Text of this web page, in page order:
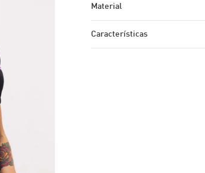
Material
Características